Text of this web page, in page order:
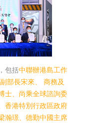
包括中聯辦港島工作
部長宋來、 商務及
士、尚乘全球諮詢委
香港特別行政區政府
瀚璟、德勤中國主席